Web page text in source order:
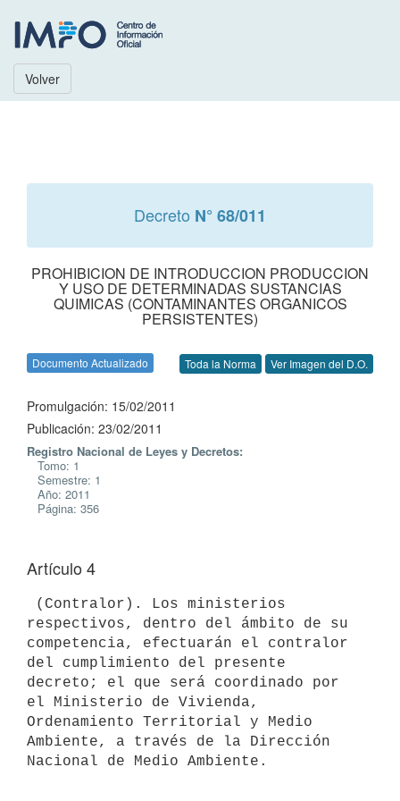
Volver
Decreto N° 68/011
PROHIBICION DE INTRODUCCION PRODUCCION
Y USO DE DETERMINADAS SUSTANCIAS
QUIMICAS (CONTAMINANTES ORGANICOS
PERSISTENTES)
Documento Actualizado Toda la Norma Ver Imagen del D.O.
Promulgación: 15/02/2011
Publicación: 23/02/2011
Registro Nacional de Leyes y Decretos:
Tomo: 1
Semestre: 1
Año: 2011
Página: 356
Artículo 4
respectivos, dentro del ámbito de su
competencia, efectuarán el contralor
del cumplimiento del presente
decreto; el que será coordinado por
el Ministerio de Vivienda,
Ordenamiento Territorial y Medio
Ambiente, a través de la Dirección